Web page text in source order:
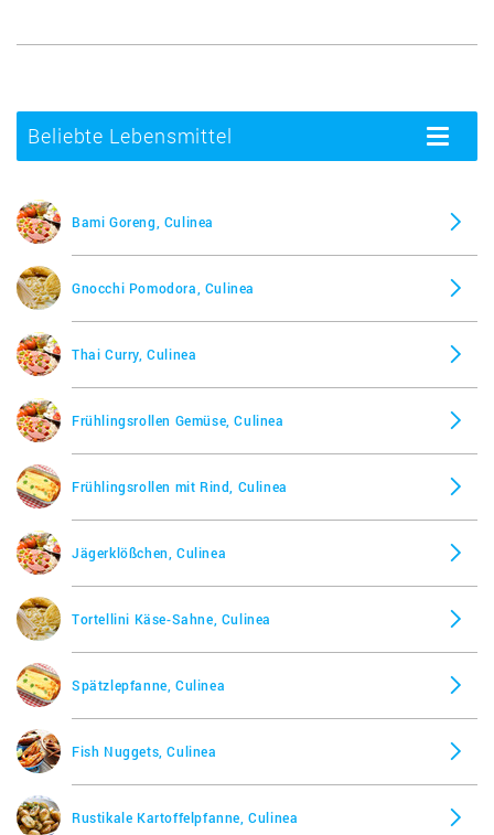
Beliebte Lebensmittel
Toggle
Bami Goreng, Culinea
Gnocchi Pomodora, Culinea
Thai Curry, Culinea
Frühlingsrollen Gemüse, Culinea
Frühlingsrollen mit Rind, Culinea
Jägerklößchen, Culinea
Tortellini Käse-Sahne, Culinea
Spätzlepfanne, Culinea
Fish Nuggets, Culinea
Rustikale Kartoffelpfanne, Culinea